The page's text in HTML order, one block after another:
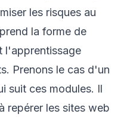
les risques au
la forme de
l'apprentissage
. Prenons le cas d'un
suit ces modules. Il
repérer les sites web